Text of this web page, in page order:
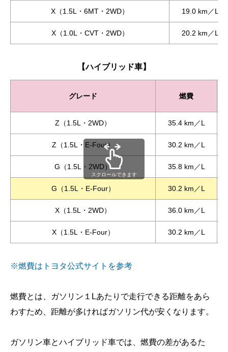
X（1.5L・6MT・2WD） 19.0 km／L
X（1.0L・CVT・2WD） 20.2 km／L
【ハイブリッド車】
グレード 燃費
Z（1.5L・2WD） 35.4 km／L
Z（1.5L・E-Four） 30.2 km／L
G（1.5L・2WD） 35.8 km／L
G（1.5L・E-Four） 30.2 km／L
X（1.5L・2WD） 36.0 km／L
X（1.5L・E-Four） 30.2 km／L
スクロールできます
※燃費はトヨタ公式サイトを参考
燃費とは、ガソリン１Lあたりで走行できる距離をあら
わすため、距離が多ければガソリン代が安くなります。
ガソリン車とハイブリッド車では、燃費の差があるた